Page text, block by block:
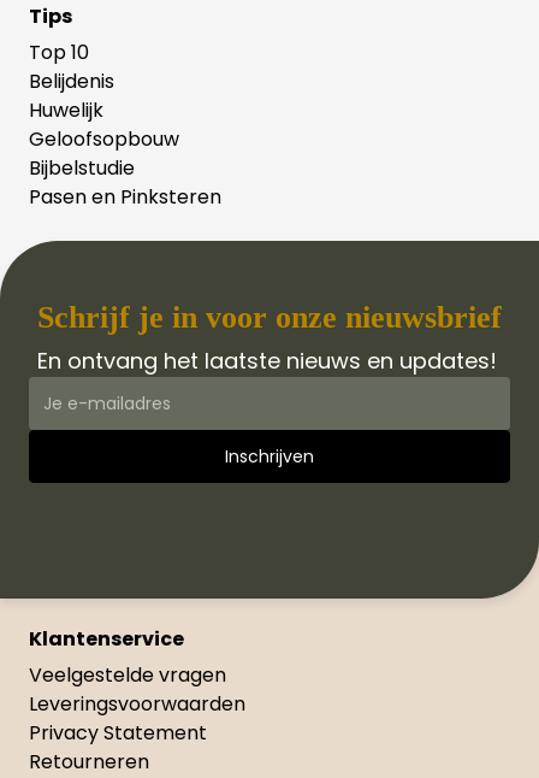
Tips
Top 10
Belijdenis
Huwelijk
Geloofsopbouw
Bijbelstudie
Pasen en Pinksteren
Schrijf je in voor onze nieuwsbrief
En ontvang het laatste nieuws en updates!
Klantenservice
Veelgestelde vragen
Leveringsvoorwaarden
Privacy Statement
Retourneren